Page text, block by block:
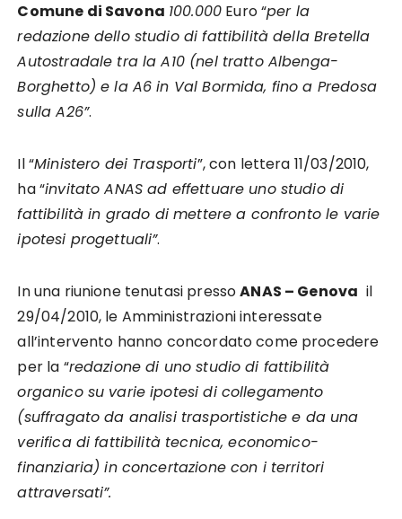
Comune di Savona 100.000 Euro “per la
redazione dello studio di fattibilità della Bretella
Autostradale tra la A10 (nel tratto Albenga-
Borghetto) e la A6 in Val Bormida, fino a Predosa
sulla A26”.
Il “Ministero dei Trasporti”, con lettera 11/03/2010,
ha “invitato ANAS ad effettuare uno studio di
fattibilità in grado di mettere a confronto le varie
ipotesi progettuali”.
In una riunione tenutasi pressoANAS – Genova il
29/04/2010, le Amministrazioni interessate
all’intervento hanno concordato come procedere
per la “redazione di uno studio di fattibilità
organico su varie ipotesi di collegamento
(suffragato da analisi trasportistiche e da una
verifica di fattibilità tecnica, economico-
finanziaria) in concertazione con i territori
attraversati”.